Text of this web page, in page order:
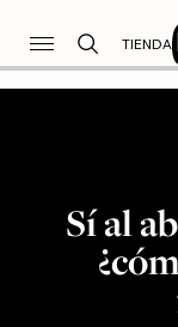
TIENDA
Sí al